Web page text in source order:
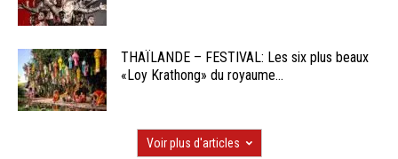
THAÏLANDE – FESTIVAL: Les six plus beaux
«Loy Krathong» du royaume...
Voir plus d'articles